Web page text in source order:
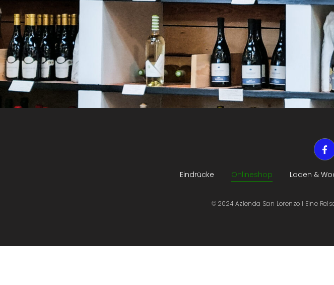
Eindrücke Onlineshop Laden &
© 2024 Azienda San Lorenzo I Eine